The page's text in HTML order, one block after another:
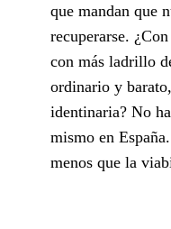
que mandan que
recuperarse.
con más ladrillo
ordinario y
identinaria? No
mismo en
menos que la